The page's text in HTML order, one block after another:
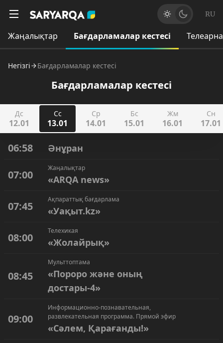
RU
Жаңалықтар Бағдарламалар кестесі
Негізгі Бағдарламалар кестесі
Бағдарламалар кестесі
Дс
12.01
Сс
13.01
Ср
14.01
Бс
15.01
Жм
16.01
Сн
17.01
06:58 Әнұран
07:00
Жаңалықтар
«ARQA news»
07:45
Ақпараттық бағдарлама
«Уақыт.kz»
08:00
Телехикая
«Жолайрық»
08:45
Мульттоптама
«Пороро және оның
достары-4»
09:00
Информационно-познавательная,
развлекательная программа. Прямой эфир
«Сәлем, Қарағанды!»